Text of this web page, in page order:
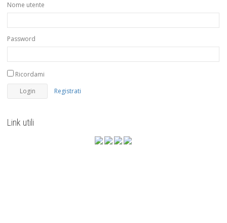
Nome utente
Password
Ricordami
Registrati
Link utili